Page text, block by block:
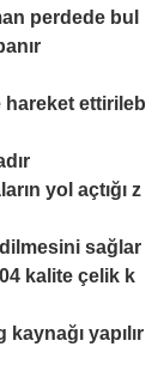
perdede bul
hareket ettirileb
yol açtığı z
sağlar
kalite çelik k
yapılır